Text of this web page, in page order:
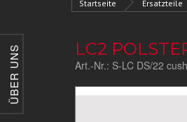
ÜBER UNS
Startseite Ersatzteile
LC2
Art.-Nr.: S-LC DS/22